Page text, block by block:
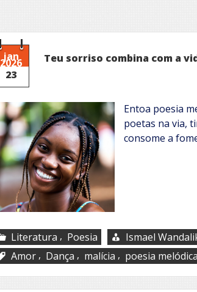
jan
2026
23
Teu sorriso combina com a
Entoa poesia
poetas na via,
consome a
Literatura , Poesia
Ismael
Amor , Dança , malícia , poesia melódica